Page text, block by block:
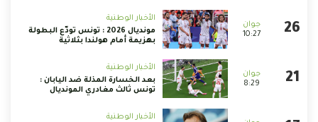
10:27
الأخبار الوطنية
مونديال 2026 : تونس تودّع البطولة
بهزيمة أمام هولندا بثلاثية
8:29
الأخبار الوطنية
بعد الخسارة المذلة ضد اليابان :
تونس ثالث مغادري المونديال
الأخبار الوطنية